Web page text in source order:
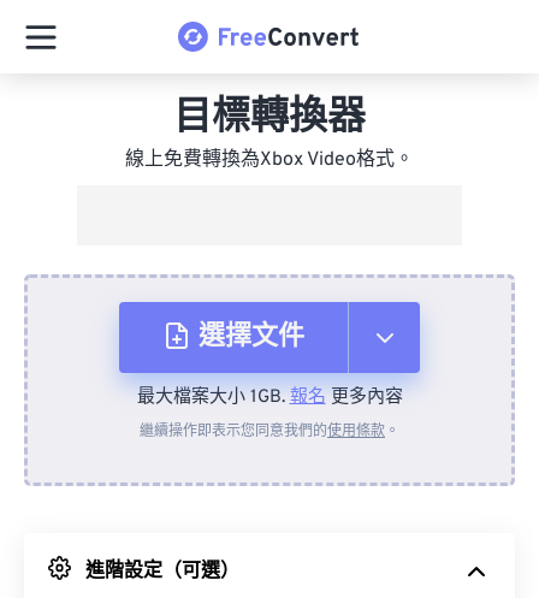
目標轉換器
線上免費轉換為Xbox Video格式。
選擇文件
來自裝置
來自 Google 雲端硬碟
最大檔案大小 1GB.報名更多內容
繼續操作即表示您同意我們的使用條款 。
進階設定（可選）